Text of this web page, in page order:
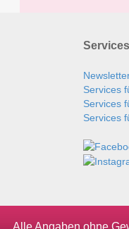
Services
Services
Services
Services
Alle Angaben ohne